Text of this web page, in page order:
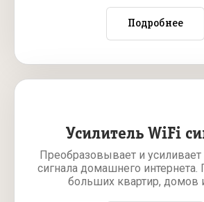
Подробнее
Усилитель WiFi
Преобразовывает и усиливает
сигнала домашнего интернета.
больших квартир, домов